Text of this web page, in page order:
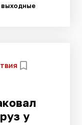
выходные
у